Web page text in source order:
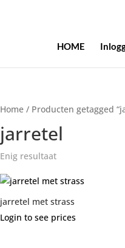
HOME
Home/ Producten getagged
jarretel
Enig resultaat
jarretel met strass
Login to see prices